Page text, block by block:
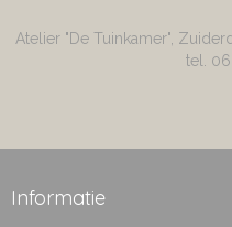
Atelier "De Tuinkamer",
tel. 06
Informatie